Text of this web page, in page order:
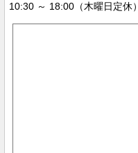
10:30 ～ 18:00（木曜日定休）